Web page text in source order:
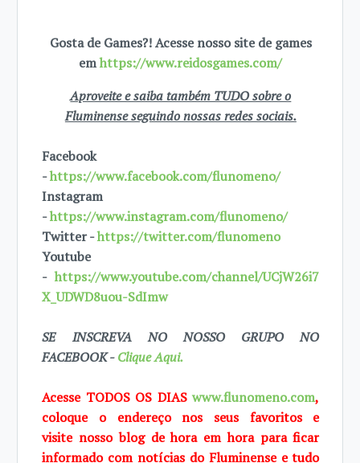
Gosta de Games?! Acesse nosso site de games
emhttps://www.reidosgames.com/
Aproveite e saiba também TUDO sobre o
Fluminense seguindo nossas redes sociais.
Facebook
-https://www.facebook.com/flunomeno/
Instagram
-https://www.instagram.com/flunomeno/
Twitter -https://twitter.com/flunomeno
Youtube
-https://www.youtube.com/channel/UCjW26i7
X_UDWD8uou-SdImw
SE INSCREVA NO NOSSO GRUPO NO
FACEBOOK -Clique Aqui.
Acesse TODOS OS DIASwww.flunomeno.com,
coloque o endereço nos seus favoritos e
visite nosso blog de hora em hora para ficar
informado com notícias do Fluminense e tudo